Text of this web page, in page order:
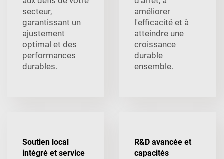
secteur,
garantissant un
ajustement
optimal et des
performances
durables.
améliorer
l'efficacité et à
atteindre une
croissance
durable
ensemble.
Soutien local
intégré et service
R&D avancée et
capacités